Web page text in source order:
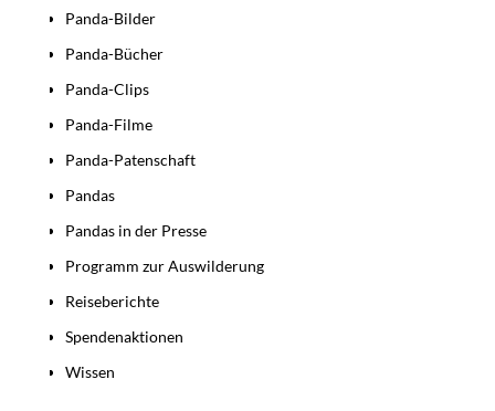
Panda-Bilder
Panda-Bücher
Panda-Clips
Panda-Filme
Panda-Patenschaft
Pandas
Pandas in der Presse
Programm zur Auswilderung
Reiseberichte
Spendenaktionen
Wissen